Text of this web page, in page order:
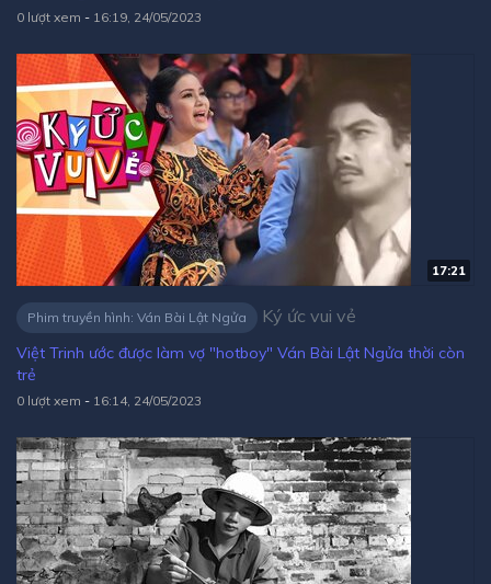
0 lượt xem - 16:19, 24/05/2023
17:21
Phim truyền hình: Ván Bài Lật Ngửa Ký ức vui vẻ
Việt Trinh ước được làm vợ "hotboy" Ván Bài Lật Ngửa thời còn
trẻ
0 lượt xem - 16:14, 24/05/2023